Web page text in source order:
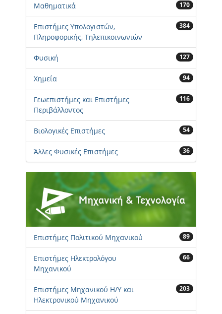
Μαθηματικά 170
Επιστήμες Υπολογιστών,
Πληροφορικής, Τηλεπικοινωνιών
384
Φυσική 127
Χημεία 94
Γεωεπιστήμες και Επιστήμες
Περιβάλλοντος
116
Βιολογικές Επιστήμες 54
Άλλες Φυσικές Επιστήμες 36
Επιστήμες Πολιτικού Μηχανικού 89
Επιστήμες Ηλεκτρολόγου
Μηχανικού
66
Επιστήμες Μηχανικού Η/Υ και
Ηλεκτρονικού Μηχανικού
203